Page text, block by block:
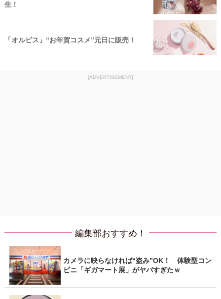
生！
「オルビス」“お年賀コスメ”元日に販売！
[ADVERTISEMENT]
編集部おすすめ！
カメラに映らなければ“盗み”OK！ 体験型コン
ビニ「ギガマート展」がヤバすぎたｗ